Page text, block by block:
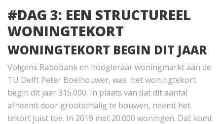
#DAG 3: EEN STRUCTUREEL
WONINGTEKORT
WONINGTEKORT BEGIN DIT JAAR
Volgens Rabobank en hoogleraar woningmarkt aan de
TU Delft Peter Boelhouwer, was het woningtekort
begin dit jaar 315.000. In plaats van dat dit aantal
afneemt door grootschalig te bouwen, neemt het
tekort juist toe. In 2019 met 20.000 woningen. Dat komt